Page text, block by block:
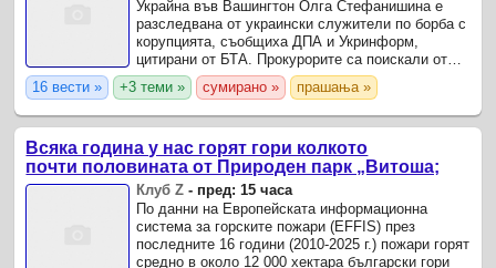
Украйна във Вашингтон Олга Стефанишина е
разследвана от украински служители по борба с
корупцията, съобщиха ДПА и Укринформ,
цитирани от БТА. Прокурорите са поискали от
Висшия антикорупционен съд да наложи
гаранция от 15,312 млн.
16 вести » +3 теми » сумирано » прашања »
Всяка година у нас горят гори колкото
почти половината от Природен парк „Витоша;
Клуб Z - пред: 15 часа
По данни на Европейската информационна
система за горските пожари (EFFIS) през
последните 16 години (2010-2025 г.) пожари горят
средно в около 12 000 хектара български гори